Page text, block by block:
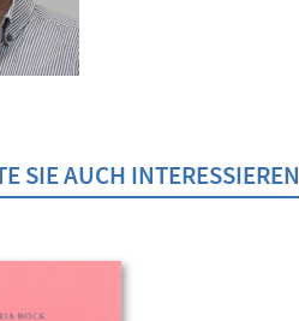
SIE AUCH INTERESSIEREN